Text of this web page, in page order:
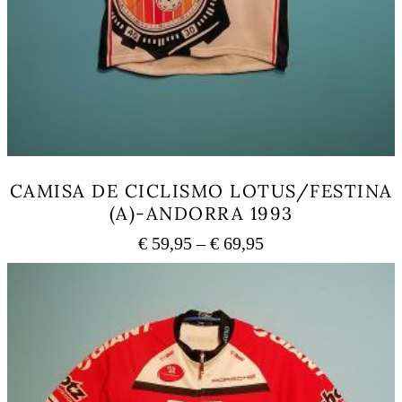
CAMISA DE CICLISMO LOTUS/FESTINA
(A)-ANDORRA 1993
€ 59,95 – € 69,95Price
range:
€ 69,95
multiple
variants.
The
options
may
be